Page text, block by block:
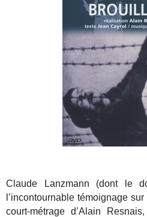
Claude Lanzmann (dont le
l’incontournable témoignage
court-métrage d’Alain Resnais,